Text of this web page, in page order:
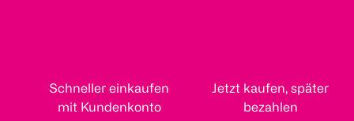
Schneller einkaufen
mit Kundenkonto
Jetzt kaufen, später
bezahlen